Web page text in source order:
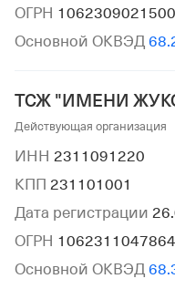
ОГРН 1062309021500
Основной ОКВЭД
ТСЖ "ИМЕНИ
Действующая организация
ИНН 2311091220
КПП 231101001
Дата регистрации
ОГРН 1062311047864
Основной ОКВЭД